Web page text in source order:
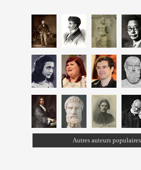
Autres auteurs populaires